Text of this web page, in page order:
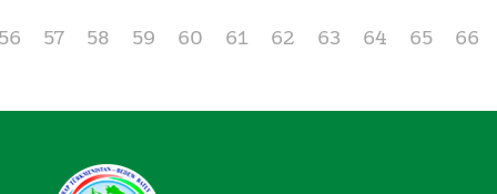
57 58 59 60 61 62 63 64 65 66